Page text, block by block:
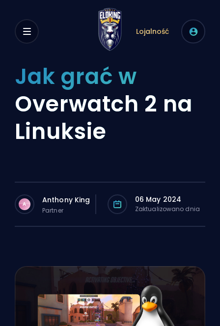
Lojalność
Jak grać w
Overwatch 2 na
Linuksie
A Anthony King
Partner
06 May 2024
Zaktualizowano dnia